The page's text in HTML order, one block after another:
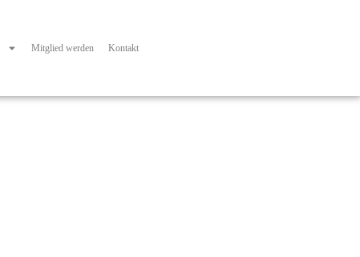
Mitglied werden Kontakt